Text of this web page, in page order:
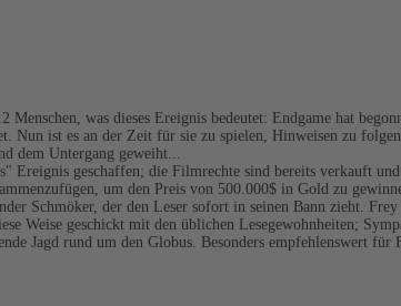
was dieses Ereignis bedeutet: Endgame hat
Nun ist es an der Zeit für sie zu spielen, Hinweisen zu
dem Untergang geweiht...
geschaffen; die Filmrechte sind bereits verkauft
um den Preis von 500.000$ in Gold zu
Schmöker, der den Leser sofort in seinen Bann zieht.
Weise geschickt mit den üblichen Lesegewohnheiten;
Jagd rund um den Globus. Besonders empfehlenswert